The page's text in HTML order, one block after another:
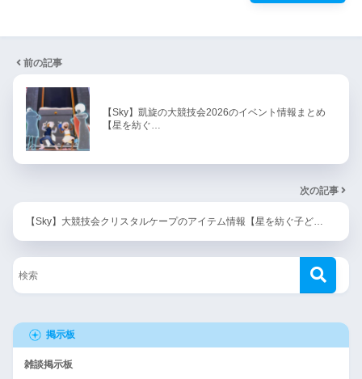
前の記事
【Sky】凱旋の大競技会2026のイベント情報まとめ
【星を紡ぐ…
次の記事
【Sky】大競技会クリスタルケープのアイテム情報【星を紡ぐ子ど…
掲示板
雑談掲示板